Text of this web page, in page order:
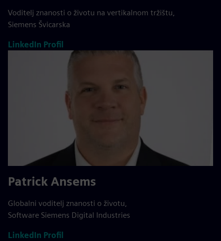
Voditelj znanosti o životu na vertikalnom tržištu,
Siemens Švicarska
LinkedIn Profil
Patrick Ansems
Globalni voditelj znanosti o životu,
Software Siemens Digital Industries
LinkedIn Profil